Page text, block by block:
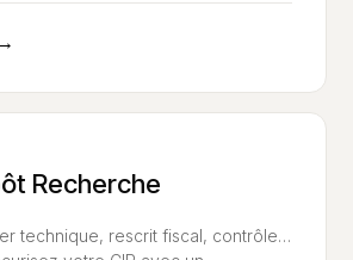
→
Recherche
technique, rescrit fiscal, contrôle…